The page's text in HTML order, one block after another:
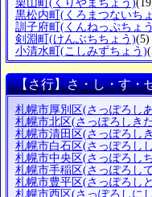
栗山町 (くりやまちょう)
黒松内町 (くろまつないち
訓子府町 (くんねっぷちょ
剣淵町 (けんぶちちょう)
小清水町 (こしみずちょう)
【さ行】さ・し・す・
札幌市厚別区(さっぽろし
札幌市北区(さっぽろしき
札幌市清田区(さっぽろし
札幌市白石区(さっぽろし
札幌市中央区(さっぽろし
札幌市手稲区(さっぽろし
札幌市豊平区(さっぽろし
札幌市西区(さっぽろしに